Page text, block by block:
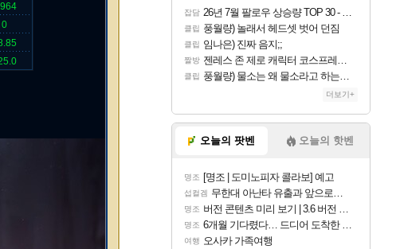
0
잡담 26년 7월 팔로우 상승량 TOP 30 - 월간 치지직
클립 풍월량) 놀래서 헤드셋 벗어 던짐
클립 임나은) 진짜 음지;;
짤방 젠레스 존 제로 캐릭터 코스프레한 꽁주
클립 풍월량) 물소는 왜 물소라고 하는거야? 아! 그만 ㅋㅋ 알았어 ㅋㅋ
더보기+
오늘의 팟벤 오늘의 핫벤
명조 [명조 | 도미노피자 콜라보] 예고
섭컬겜 무한대 아난타 유출과 앞으로의 예상 (루머)
명조 버전 콘텐츠 미리 보기 | 3.6 버전 「신기루 속 등불 그림자, 속세에 깃든 검의 결심」이 8월 20일에 업데이트됩니다!
명조 6개월 기다렸다… 드디어 도착한 치사 메신저백! 실물 후기
여행 오사카 가족여행